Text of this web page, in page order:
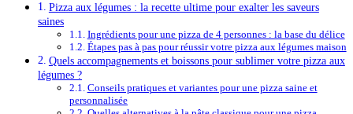
Pizza aux légumes : la recette ultime pour exalter les saveurs
saines
Ingrédients pour une pizza de 4 personnes : la base du délice
Étapes pas à pas pour réussir votre pizza aux légumes maison
Quels accompagnements et boissons pour sublimer votre pizza aux
légumes ?
Conseils pratiques et variantes pour une pizza saine et
personnalisée